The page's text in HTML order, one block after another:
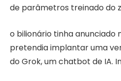
de parâmetros treinado do
o bilionário tinhaanunciado
pretendia implantar uma
do Grok, um chatbot de IA.